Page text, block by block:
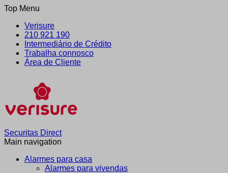
Top Menu
Verisure
210 921 190
Intermediário de Crédito
Trabalha connosco
Área de Cliente
Securitas Direct
Main navigation
Alarmes para casa
Alarmes para vivendas